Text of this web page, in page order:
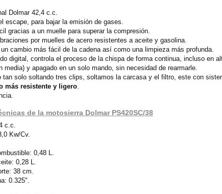
Dolmar 42,4 c.c.
escape, para bajar la emisión de gases.
gracias a un muelle para superar la compresión.
por muelles de acero resistentes a aceite y gasolina.
cambio más fácil de la cadena así como una limpieza más profunda.
digital, controla el proceso de la chispa de forma continua, incluso en
media) y apagado en un solo mando, sin necesidad de rearmarle.
tan solo soltando tres clips, soltamos la carcasa y el filtro, este con
más resistente y ligero
de la motosierra Dolmar PS420SC/38
c.c.
Kw/Cv.
0,48 L.
0,28 L.
38 cm.
0.325".